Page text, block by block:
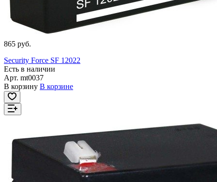
865 руб.
Security Force SF 12022
Есть в наличии
Арт. mt0037
В корзину В корзине